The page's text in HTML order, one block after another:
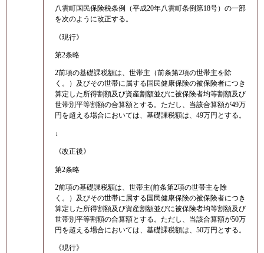
八雲町国民保険税条例（平成20年八雲町条例第18号）の一部
を次のように改正する。
《現行》
第2条略
2前項の基礎課税額は、世帯主（前条第2項の世帯主を除
く。）及びその世帯に属する国民健康保険の被保険者につき
算定した所得割額及び資産割額並びに被保険者均等割額及び
世帯別平等割額の合算額とする。ただし、当該合算額が49万
円を超える場合においては、基礎課税額は、49万円とする。
↓
《改正後》
第2条略
2前項の基礎課税額は、世帯主(前条第2項の世帯主を除
く。）及びその世帯に属する国民健康保険の被保険者につき
算定した所得割額及び資産割額並びに被保険者均等割額及び
世帯別平等割額の合算額とする。ただし、当該合算額が50万
円を超える場合においては、基礎課税額は、50万円とする。
《現行》